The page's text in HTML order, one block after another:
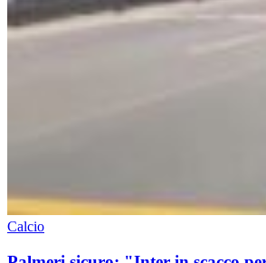
Calcio